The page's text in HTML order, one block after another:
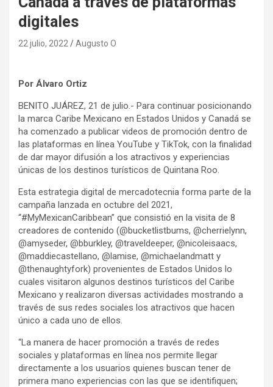
digitales
22 julio, 2022 Augusto O
Por Álvaro Ortiz
BENITO JUÁREZ, 21 de julio.- Para continuar posicionando
la marca Caribe Mexicano en Estados Unidos y Canadá se
ha comenzado a publicar videos de promoción dentro de
las plataformas en línea YouTube y TikTok, con la finalidad
de dar mayor difusión a los atractivos y experiencias
únicas de los destinos turísticos de Quintana Roo.
Esta estrategia digital de mercadotecnia forma parte de la
campaña lanzada en octubre del 2021,
“#MyMexicanCaribbean” que consistió en la visita de 8
creadores de contenido (@bucketlistbums, @cherrielynn,
@amyseder, @bburkley, @traveldeeper, @nicoleisaacs,
@maddiecastellano, @lamise, @michaelandmatt y
@thenaughtyfork) provenientes de Estados Unidos lo
cuales visitaron algunos destinos turísticos del Caribe
Mexicano y realizaron diversas actividades mostrando a
través de sus redes sociales los atractivos que hacen
único a cada uno de ellos.
“La manera de hacer promoción a través de redes
sociales y plataformas en línea nos permite llegar
directamente a los usuarios quienes buscan tener de
primera mano experiencias con las que se identifiquen;